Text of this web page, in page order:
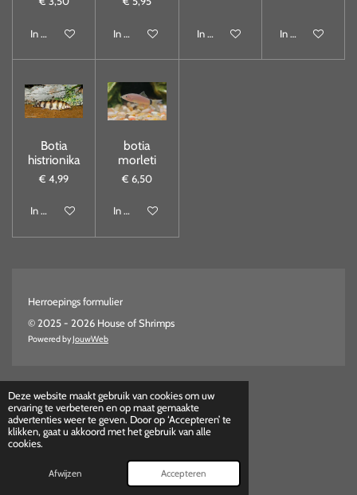
Deze website maakt gebruik van cookies om uw
ervaring te verbeteren en op maat gemaakte
advertenties weer te geven. Door op ‘Accepteren’ te
klikken, gaat u akkoord met het gebruik van alle
cookies.
Afwijzen Accepteren
In winkelwagen In winkelwagen In winkelwagen In winkelwagen
Botia
histrionika
€ 4,99
In winkelwagen
botia
morleti
€ 6,50
In winkelwagen
Herroepings formulier
© 2025 - 2026 House of Shrimps
Powered by JouwWeb